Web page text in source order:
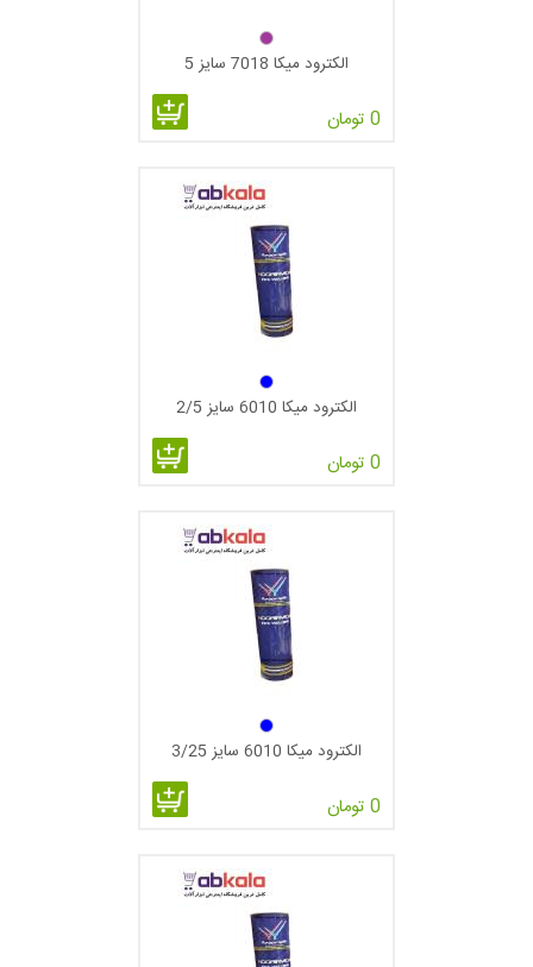
الکترود میکا 7018 سایز 5
0 تومان
الکترود میکا 6010 سایز 2/5
0 تومان
الکترود میکا 6010 سایز 3/25
0 تومان